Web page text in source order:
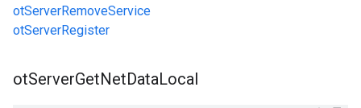
otServerRemoveService
otServerRegister
otServerGetNetDataLocal